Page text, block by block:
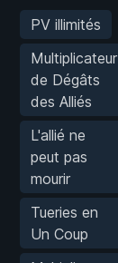
PV illimités
Multiplicateur
de Dégâts
des Alliés
L'allié ne
peut pas
mourir
Tueries en
Un Coup